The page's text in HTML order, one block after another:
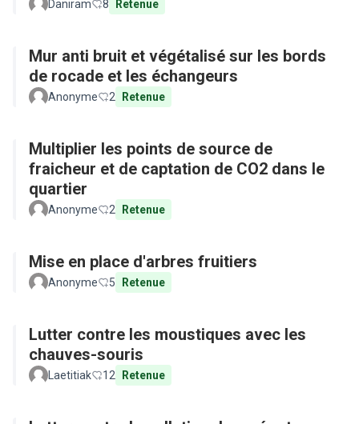
Daniram 8 Retenue
Mur anti bruit et végétalisé sur les bords
de rocade et les échangeurs
Anonyme 2 Retenue
Multiplier les points de source de
fraicheur et de captation de CO2 dans le
quartier
Anonyme 2 Retenue
Mise en place d'arbres fruitiers
Anonyme 5 Retenue
Lutter contre les moustiques avec les
chauves-souris
Laetitiak 12 Retenue